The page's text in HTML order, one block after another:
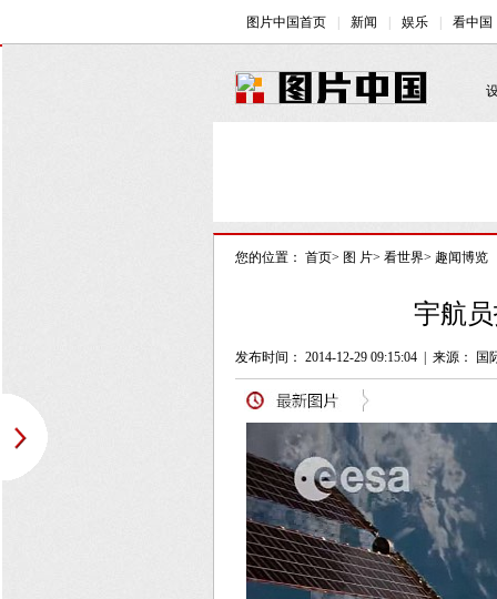
您的位置： 首页> 图 片> 看世界> 趣闻博览
宇航
发布时间： 2014-12-29 09:15:04 来源： 国